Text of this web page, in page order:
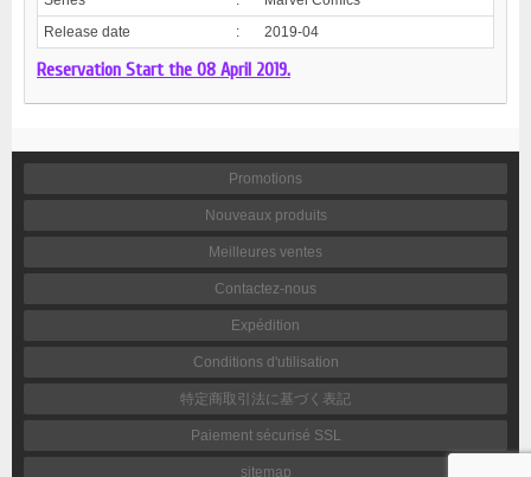
Release date
: 2019-04
Reservation Start the 08 April 2019.
Promotions
Nouveaux produits
Meilleures ventes
Contactez-nous
Expédition
Conditions d'utilisation
特定商取引法に基づく表記
Paiement sécurisé SSL
sitemap